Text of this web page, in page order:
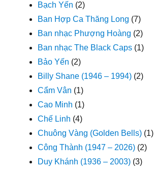
Bạch Yến (2)
Ban Hợp Ca Thăng Long (7)
Ban nhạc Phượng Hoàng (2)
Ban nhạc The Black Caps (1)
Bảo Yến (2)
Billy Shane (1946 – 1994) (2)
Cẩm Vân (1)
Cao Minh (1)
Chế Linh (4)
Chuông Vàng (Golden Bells) (1)
Công Thành (1947 – 2026) (2)
Duy Khánh (1936 – 2003) (3)